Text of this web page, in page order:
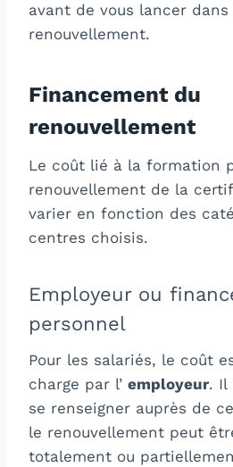
avant de vous lancer
renouvellement.
Financement du
renouvellement
Le coût lié à la formation
renouvellement de la
varier en fonction des
centres choisis.
Employeur ou
personnel
Pour les salariés, le coût
charge par l’ employeur. Il
se renseigner auprès de
le renouvellement peut
totalement ou